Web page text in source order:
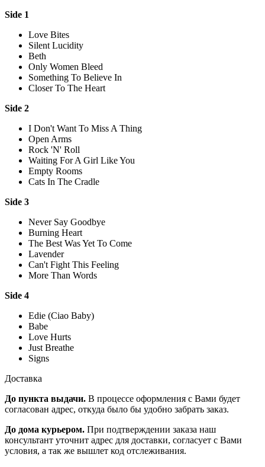
Side 1
Love Bites
Silent Lucidity
Beth
Only Women Bleed
Something To Believe In
Closer To The Heart
Side 2
I Don't Want To Miss A Thing
Open Arms
Rock 'N' Roll
Waiting For A Girl Like You
Empty Rooms
Cats In The Cradle
Side 3
Never Say Goodbye
Burning Heart
The Best Was Yet To Come
Lavender
Can't Fight This Feeling
More Than Words
Side 4
Edie (Ciao Baby)
Babe
Love Hurts
Just Breathe
Signs
Доставка
До пункта выдачи. В процессе оформления с Вами будет
согласован адрес, откуда было бы удобно забрать заказ.
До дома курьером. При подтверждении заказа наш
консультант уточнит адрес для доставки, согласует с Вами
условия, а так же вышлет код отслеживания.